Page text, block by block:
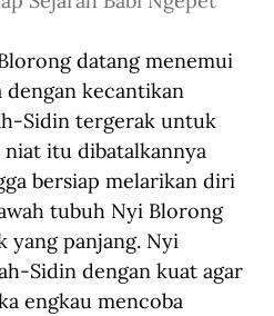
datang menemui
dengan kecantikan
Sidin tergerak untuk
itu dibatalkannya
bersiap melarikan diri
tubuh Nyi Blorong
yang panjang. Nyi
Sidin dengan kuat agar
engkau mencoba